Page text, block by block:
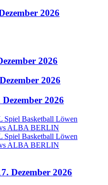
2026
2026
2026
2026
Spiel Basketball Löwen
ALBA BERLIN
Spiel Basketball Löwen
ALBA BERLIN
Dezember 2026